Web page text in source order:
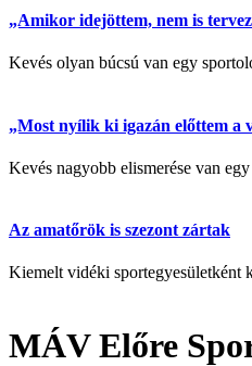
„Amikor idejöttem, nem is
Kevés olyan búcsú van egy
„Most nyílik ki igazán előttem a
Kevés nagyobb elismerése van
Az amatőrök is szezont zártak
Kiemelt vidéki sportegyesületként
MÁV Előre